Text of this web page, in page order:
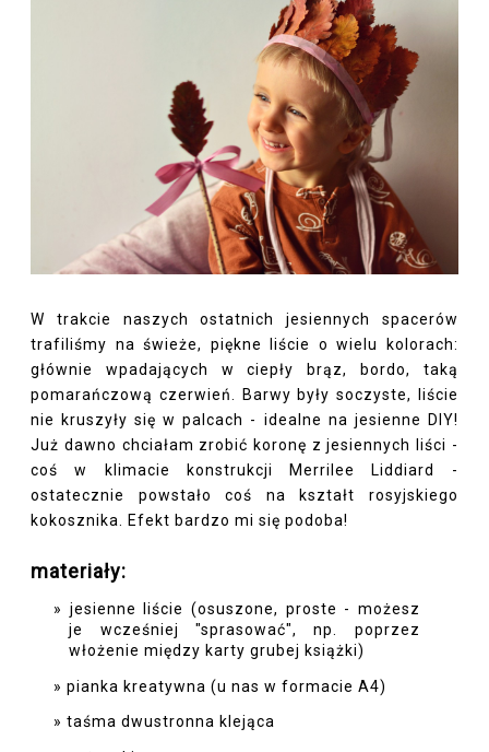
W trakcie naszych ostatnich jesiennych spacerów
trafiliśmy na świeże, piękne liście o wielu kolorach:
głównie wpadających w ciepły brąz, bordo, taką
pomarańczową czerwień. Barwy były soczyste, liście
nie kruszyły się w palcach - idealne na jesienne DIY!
Już dawno chciałam zrobić koronę z jesiennych liści -
coś w klimacie konstrukcji Merrilee Liddiard -
ostatecznie powstało coś na kształt rosyjskiego
kokosznika. Efekt bardzo mi się podoba!
materiały:
jesienne liście (osuszone, proste - możesz
je wcześniej "sprasować", np. poprzez
włożenie między karty grubej książki)
pianka kreatywna (u nas w formacie A4)
taśma dwustronna klejąca